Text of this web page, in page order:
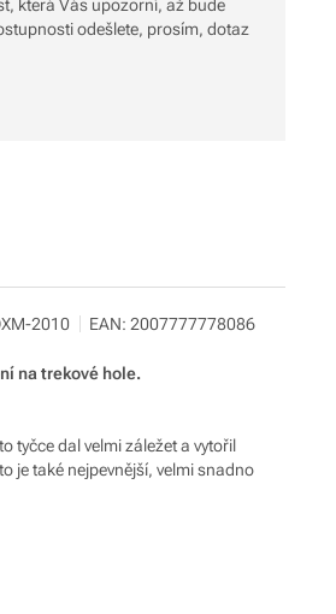
50, 17000 Praha
2010 EAN: 2007777778086
na trekové hole.
tyčce dal velmi záležet a vytořil
je také nejpevnější, velmi snadno